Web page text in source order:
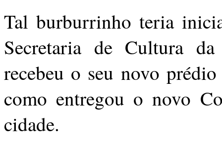
Tal burburrinho teria
Secretaria de Cultura
recebeu o seu novo
como entregou o novo
cidade.